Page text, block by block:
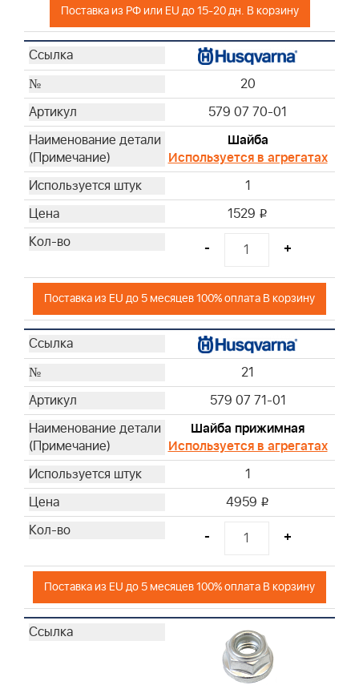
Поставка из РФ или EU до 15-20 дн. В корзину
20
579 07 70-01
Шайба
Используется в агрегатах
1
1529 i
- +
Поставка из EU до 5 месяцев 100% оплата В корзину
21
579 07 71-01
Шайба прижимная
Используется в агрегатах
1
4959 i
- +
Поставка из EU до 5 месяцев 100% оплата В корзину